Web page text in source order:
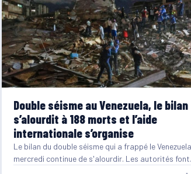
Double séisme au Venezuela, le bilan
s’alourdit à 188 morts et l’aide
internationale s’organise
Le bilan du double séisme qui a frappé le Venezuela
mercredi continue de s'alourdir. Les autorités font